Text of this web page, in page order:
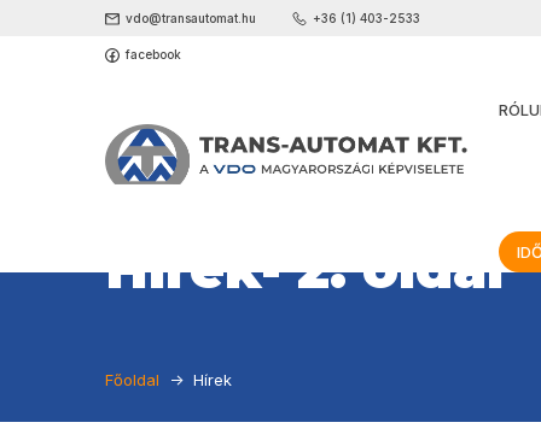
vdo@transautomat.hu +36 (1) 403-2533
facebook
Hírek- 2. oldal
Főoldal Hírek